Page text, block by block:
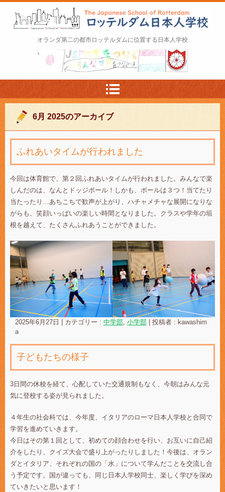
ロッテルダム日本人学校 The Japanese Schoo
l of Rotterdam
オランダ第二の都市ロッテルダムに位置する日本人学校
6月 2025のアーカイブ
ふれあいタイムが行われました
今回は体育館で、第２回ふれあいタイムが行われました。みんなで楽
しんだのは、なんとドッジボール！しかも、ボールは３つ！当てたり
当たったり…あちこちで歓声が上がり、ハチャメチャな展開になりな
がらも、笑顔いっぱいの楽しい時間となりました。クラスや学年の垣
根を越えて、たくさんふれあうことができました。
2025年6月27日 カテゴリー : 中学部, 小学部
投稿者 : kawashim
a
子どもたちの様子
3日間の休校を経て、心配していた交通規制もなく、今朝はみんな元
気に登校する姿が見られました。
４年生の社会科では、今年度、イタリアのローマ日本人学校と合同で
学習を進めていきます。
今日はその第１回として、初めての顔合わせを行い、お互いに自己紹
介をしたり、クイズ大会で盛り上がったりしました！今後は、オラン
ダとイタリア、それぞれの国の「水」について学んだことを交流し合
う予定です。国が違っても、同じ日本人学校同士、楽しく学びを深め
ていきたいと思います！